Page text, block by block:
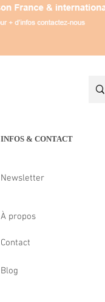
INFOS & CONTACT
Newsletter
À propos
Contact
Blog